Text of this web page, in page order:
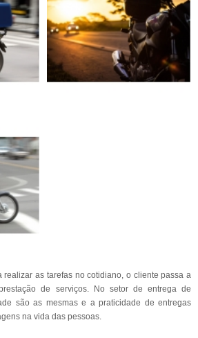
realizar as tarefas no cotidiano, o cliente passa a
de serviços. No setor de entrega de
são as mesmas e a praticidade de entregas
na vida das pessoas.